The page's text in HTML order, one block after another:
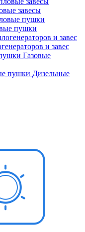
завесы
пушки
и завес
Газовые
Дизельные